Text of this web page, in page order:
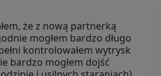
że z nową partnerką
mogłem bardzo długo
kontrolowałem wytrysk
bardzo mogłem dojść